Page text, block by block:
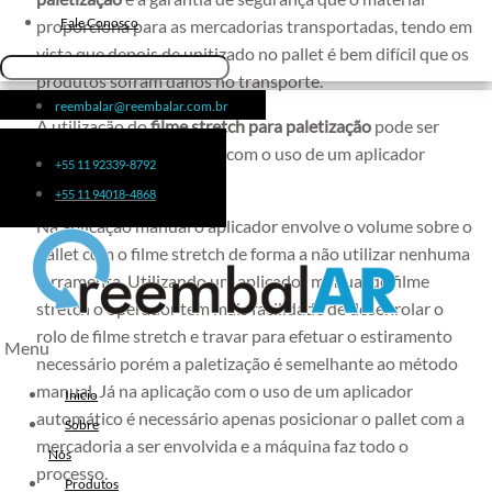
Fita de Arquear 10mm
Fita de Arquear
Fita Adesiva Transparente
48×50
Fita Adesiva Personalizada com
Logomarca
Fita Adesiva Personalizada em
Fita Adesiva Personalizada no
Atacado
Fita Adesiva Personalizada para
Embalagem
Fale Conosco
reembalar@reembalar.com.br
+55 11 92339-8792
+55 11 94018-4868
Menu
Inicio
Sobre
Nós
Produtos
proporciona para as mercadorias transportadas, tendo em
vista que depois de unitizado no pallet é bem difícil que os
produtos sofram danos no transporte.
A utilização dofilme stretch para paletizaçãopode ser
feita de forma manual ou com o uso de um aplicador
Na aplicação manual o aplicador envolve o volume sobre o
pallet com o filme stretch de forma a não utilizar nenhuma
ferramenta. Utilizando um aplicador manual de filme
stretch o operador tem mais facilidade de desenrolar o
rolo de filme stretch e travar para efetuar o estiramento
necessário porém a paletização é semelhante ao método
manual. Já na aplicação com o uso de um aplicador
automático é necessário apenas posicionar o pallet com a
mercadoria a ser envolvida e a máquina faz todo o
processo.